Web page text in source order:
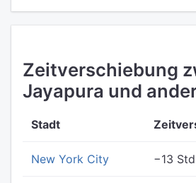
Zeitverschiebung
Jayapura und
Stadt
New York City −13